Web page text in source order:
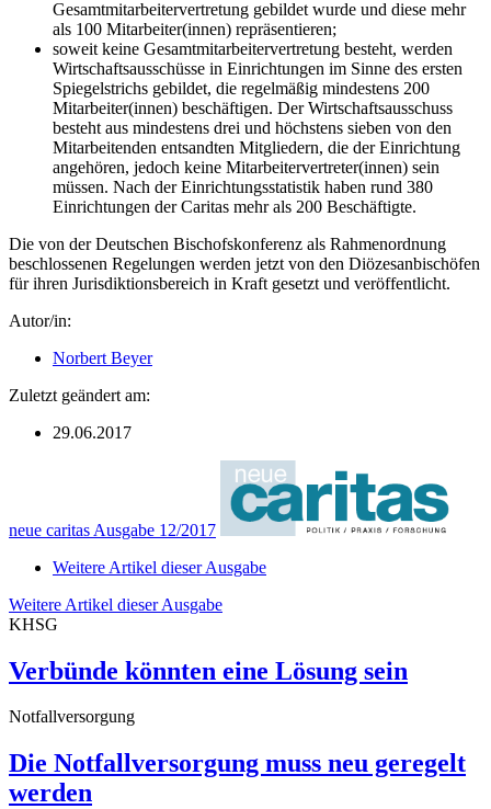
Gesamtmitarbeitervertretung gebildet wurde und diese mehr
als 100 Mitarbeiter(innen) repräsentieren;
soweit keine Gesamtmitarbeitervertretung besteht, werden
Wirtschaftsausschüsse in Einrichtungen im Sinne des ersten
Spiegelstrichs gebildet, die regelmäßig mindestens 200
Mitarbeiter(innen) beschäftigen. Der Wirtschaftsausschuss
besteht aus mindestens drei und höchstens sieben von den
Mitarbeitenden entsandten Mitgliedern, die der Einrichtung
angehören, jedoch keine Mitarbeitervertreter(innen) sein
müssen. Nach der Einrichtungsstatistik haben rund 380
Einrichtungen der Caritas mehr als 200 Beschäftigte.
Die von der Deutschen Bischofskonferenz als Rahmenordnung
beschlossenen Regelungen werden jetzt von den Diözesanbischöfen
für ihren Jurisdiktionsbereich in Kraft gesetzt und veröffentlicht.
Autor/in:
Norbert Beyer
Zuletzt geändert am:
29.06.2017
neue caritas Ausgabe 12/2017
Weitere Artikel dieser Ausgabe
Weitere Artikel dieser Ausgabe
KHSG
Verbünde könnten eine Lösung sein
Notfallversorgung
Die Notfallversorgung muss neu geregelt
werden